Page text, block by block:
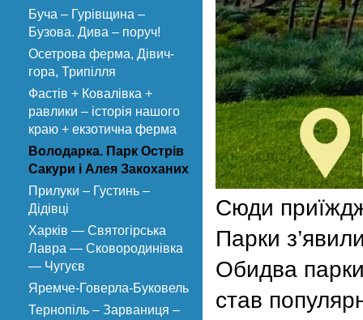
Буча – Гурівщина –
Бузова. Дива – поруч!
Осетрова ферма, Дівич-
гора, Трипілля
Фастів + Ковалівка +
равлики – історія нашого
краю + екзотична ферма
Володарка. Парк Острів
Сакури і Алея Закоханих
Прилуки – Густинь –
Дідівці
Харків — Святогірська
Лавра — Сковородинівка
— Чугуєв
Яремче-Говерла-Буковель
Тернопіль – Зарваниця –
Сюди
Парки
Обидва
став